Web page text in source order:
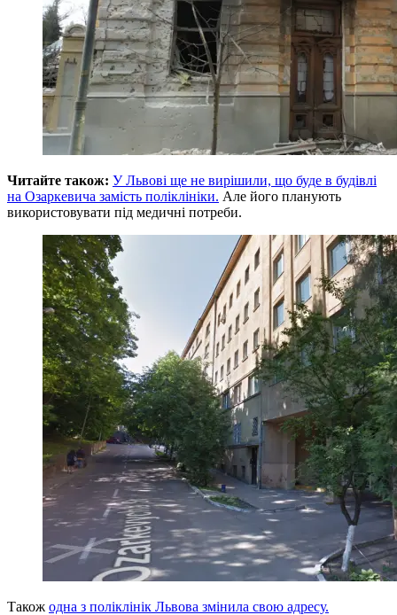
Читайте також: У Львові ще не вирішили, що буде в будівлі
на Озаркевича замість поліклініки. Але його планують
використовувати під медичні потреби.
Також одна з поліклінік Львова змінила свою адресу.